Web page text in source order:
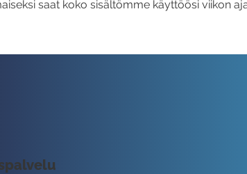
saat koko sisältömme käyttöösi viikon